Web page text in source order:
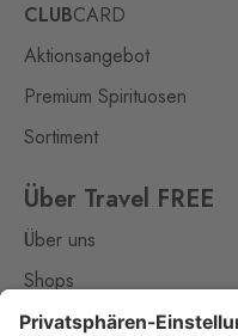
CLUBCARD
Aktionsangebot
Premium Spirituosen
Sortiment
Über Travel FREE
Über uns
Shops
Kontakt